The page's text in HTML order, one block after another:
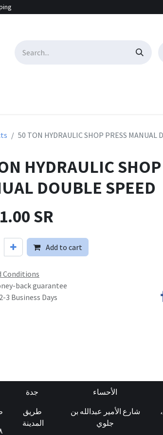
50 TON HYDRAULIC SHOP PRESS MANUAL
HYDRAULIC SHOP
DOUBLE SPEED
SR
Add to cart
Conditions
back guarantee
3 Business Days
الأحساء
شارع الأمير عبدالله بن
جلوي
جدة
طريق
المدينة